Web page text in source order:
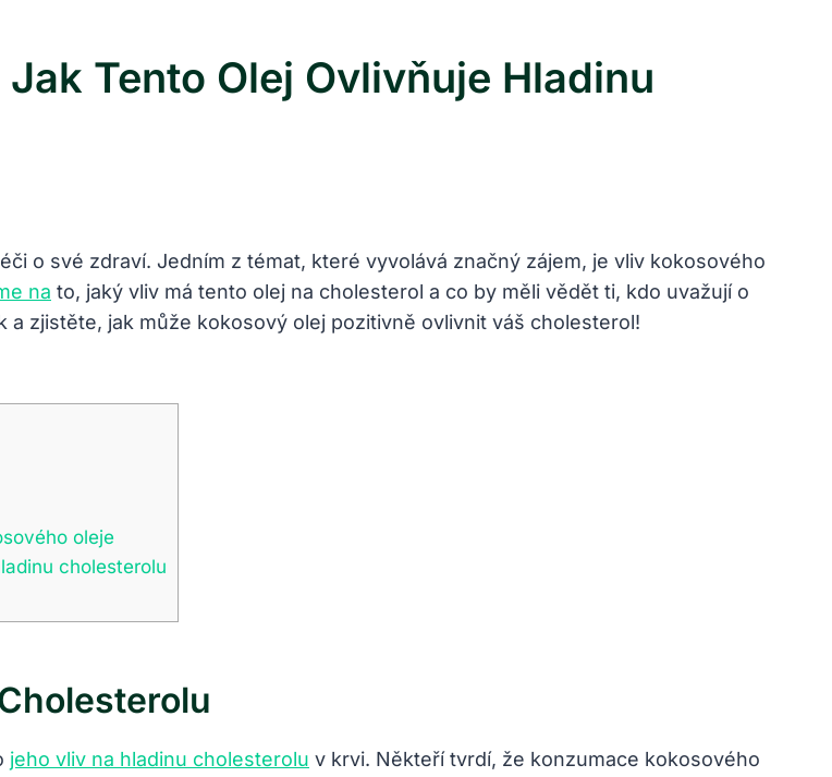
Tento Olej Ovlivňuje Hladinu
o své zdraví. Jedním z témat, které vyvolává značný zájem, je vliv kokosového
na to, jaký vliv má tento olej na cholesterol a co by měli vědět ti, kdo uvažují o
zjistěte, jak může kokosový olej pozitivně ovlivnit váš cholesterol!
oleje
cholesterolu
jeho vliv na hladinu cholesterolu v krvi. Někteří tvrdí, že konzumace kokosového